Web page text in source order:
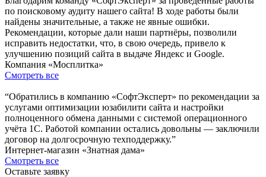
по поисковому аудиту нашего сайта! В ходе работы были
найдены значительные, а также не явные ошибки.
Рекомендации, которые дали наши партнёры, позволили
исправить недостатки, что, в свою очередь, привело к
улучшению позиций сайта в выдаче Яндекс и Google.
Компания «Мосплитка»
Смотреть все
“Обратились в компанию «СофтЭксперт» по рекомендации за
услугами оптимизации юзабилити сайта и настройки
полноценного обмена данными с системой операционного
учёта 1С. Работой компании остались довольны — заключили
договор на долгосрочную техподдержку.”
Интернет-магазин «Знатная дама»
Смотреть все
Оставьте заявку